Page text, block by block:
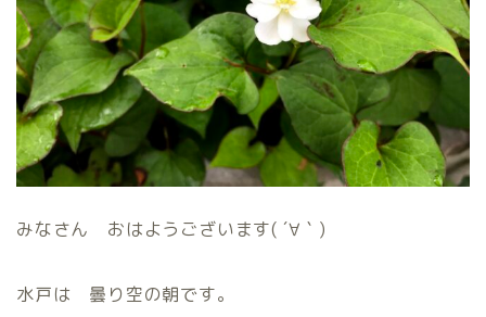
みなさん おはようございます( ´∀｀)
水戸は 曇り空の朝です。